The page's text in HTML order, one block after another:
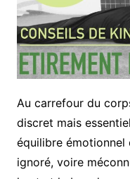
Au carrefour du
discret mais
équilibre émotionnel
ignoré, voire